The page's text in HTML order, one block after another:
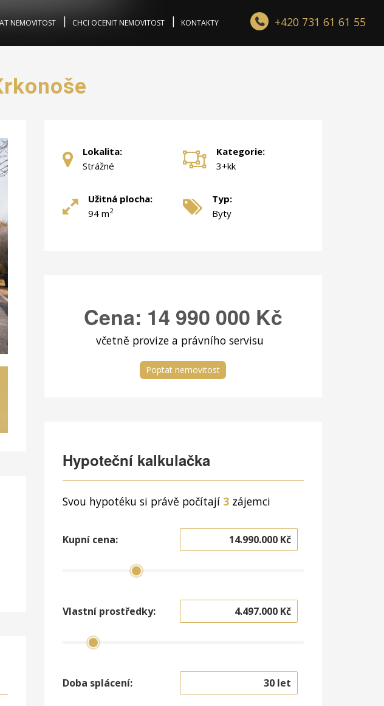
NEMOVITOST CHCI OCENIT NEMOVITOST KONTAKTY +420 731 61 61 55
Lokalita:
Strážné
Kategorie:
3+kk
Užitná plocha:
94 m2
Typ:
Byty
Cena: 14 990 000 Kč
včetně provize a právního servisu
Poptat nemovitost
Hypoteční kalkulačka
Svou hypotéku si právě počítají 3zájemci
Kupní cena:
Vlastní prostředky:
Doba splácení: